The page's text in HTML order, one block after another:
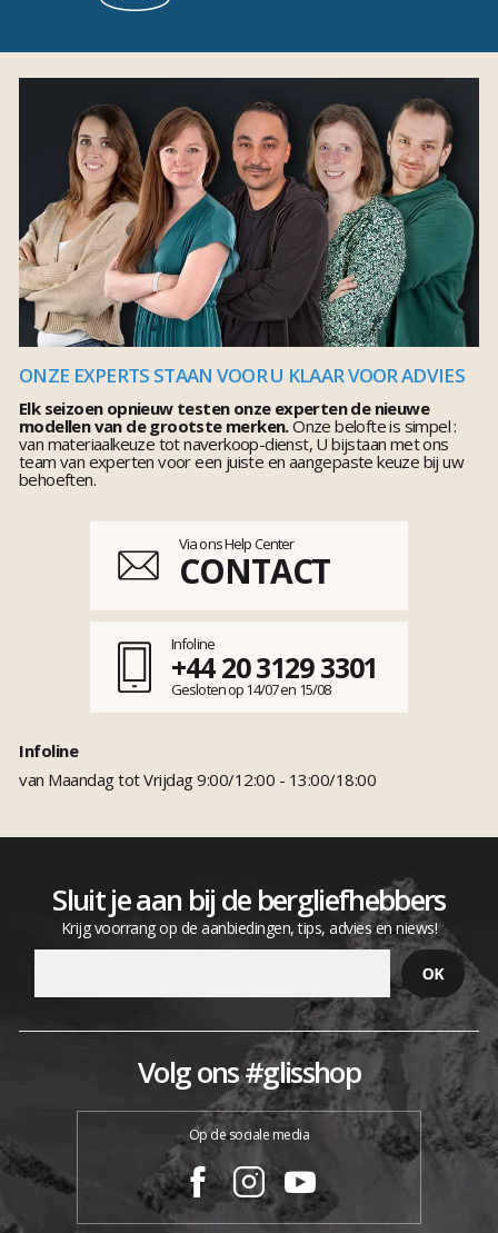
ONZE EXPERTS STAAN VOOR U KLAAR VOOR ADVIES
Elk seizoen opnieuw testen onze experten de nieuwe
modellen van de grootste merken.Onze belofte is simpel :
van materiaalkeuze tot naverkoop-dienst, U bijstaan met ons
team van experten voor een juiste en aangepaste keuze bij uw
behoeften.
Via ons Help Center
CONTACT
Infoline
+44 20 3129 3301
Gesloten op 14/07 en 15/08
Infoline
van Maandag tot Vrijdag 9:00/12:00 - 13:00/18:00
Sluit je aan bij de bergliefhebbers
Krijg voorrang op de aanbiedingen, tips, advies en niews!
Volg ons #glisshop
Op de sociale media